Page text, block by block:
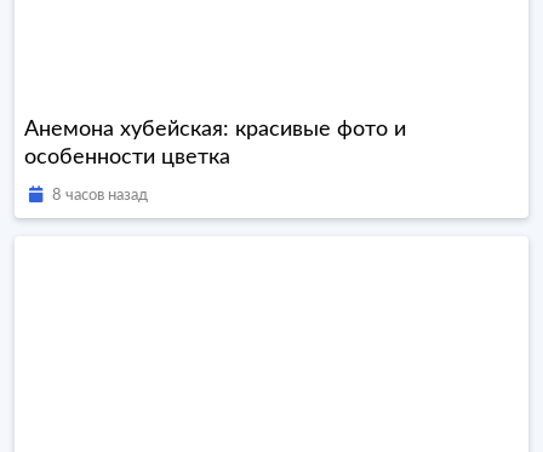
Анемона хубейская: красивые фото и
особенности цветка
8 часов назад